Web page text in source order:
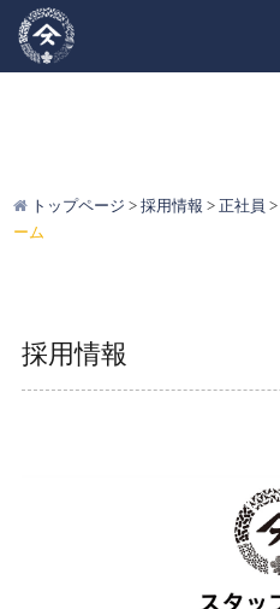
トップページ 採用情報 正社員
ーム
採用情報